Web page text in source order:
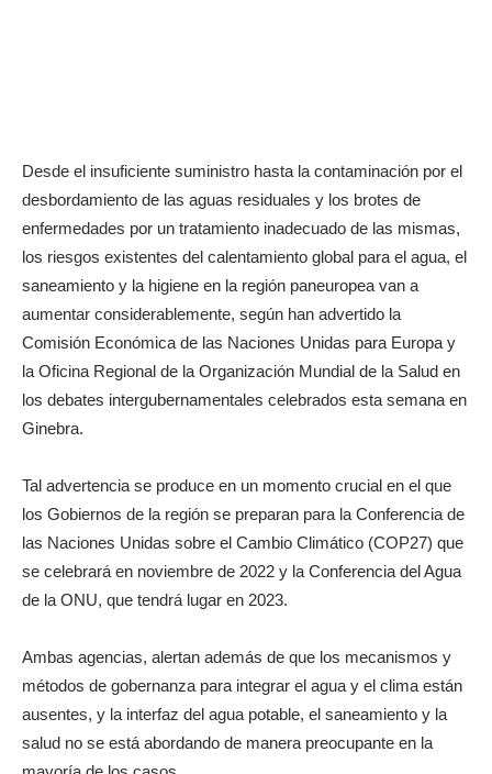
Desde el insuficiente suministro hasta la contaminación por el
desbordamiento de las aguas residuales y los brotes de
enfermedades por un tratamiento inadecuado de las mismas,
los riesgos existentes del calentamiento global para el agua, el
saneamiento y la higiene en la región paneuropea van a
aumentar considerablemente, según han advertido la
Comisión Económica de las Naciones Unidas para Europa y
la Oficina Regional de la Organización Mundial de la Salud en
los debates intergubernamentales celebrados esta semana en
Ginebra.
Tal advertencia se produce en un momento crucial en el que
los Gobiernos de la región se preparan para la Conferencia de
las Naciones Unidas sobre el Cambio Climático (COP27) que
se celebrará en noviembre de 2022 y la Conferencia del Agua
de la ONU, que tendrá lugar en 2023.
Ambas agencias, alertan además de que los mecanismos y
métodos de gobernanza para integrar el agua y el clima están
ausentes, y la interfaz del agua potable, el saneamiento y la
salud no se está abordando de manera preocupante en la